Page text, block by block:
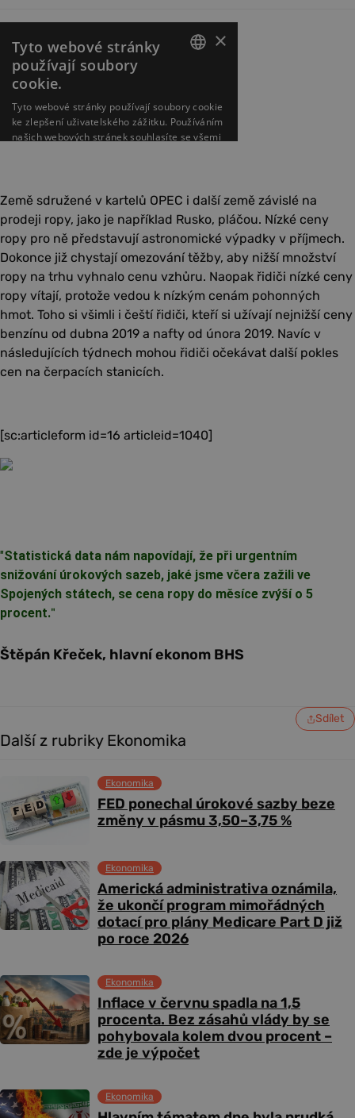
Země sdružené v kartelů OPEC i další země závislé na
prodeji ropy, jako je například Rusko, pláčou. Nízké ceny
ropy pro ně představují astronomické výpadky v příjmech.
Dokonce již chystají omezování těžby, aby nižší množství
ropy na trhu vyhnalo cenu vzhůru. Naopak řidiči nízké ceny
ropy vítají, protože vedou k nízkým cenám pohonných
hmot. Toho si všimli i čeští řidiči, kteří si užívají nejnižší ceny
benzínu od dubna 2019 a nafty od února 2019. Navíc v
následujících týdnech mohou řidiči očekávat další pokles
cen na čerpacích stanicích.
[sc:articleform id=16 articleid=1040]
"Statistická data nám napovídají, že při urgentním
snižování úrokových sazeb, jaké jsme včera zažili ve
Spojených státech, se cena ropy do měsíce zvýší o 5
procent."
Štěpán Křeček, hlavní ekonom BHS
Sdílet
Další z rubriky Ekonomika
FED ponechal úrokové sazby beze
změny v pásmu 3,50–3,75 %
Ekonomika
Americká administrativa oznámila,
že ukončí program mimořádných
dotací pro plány Medicare Part D již
po roce 2026
Ekonomika
Inflace v červnu spadla na 1,5
procenta. Bez zásahů vlády by se
pohybovala kolem dvou procent –
zde je výpočet
Ekonomika
Ekonomika